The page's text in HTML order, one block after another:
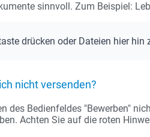
sinnvoll. Zum Beispiel:
drücken oder Dateien hier hin
nicht versenden?
des Bedienfeldes "Bewerben"
Achten Sie auf die roten